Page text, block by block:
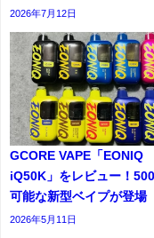
2026年7月12日
GCORE VAPE「EONIQ
iQ50K」をレビュー！
可能な新型ベイプが登場
2026年5月11日